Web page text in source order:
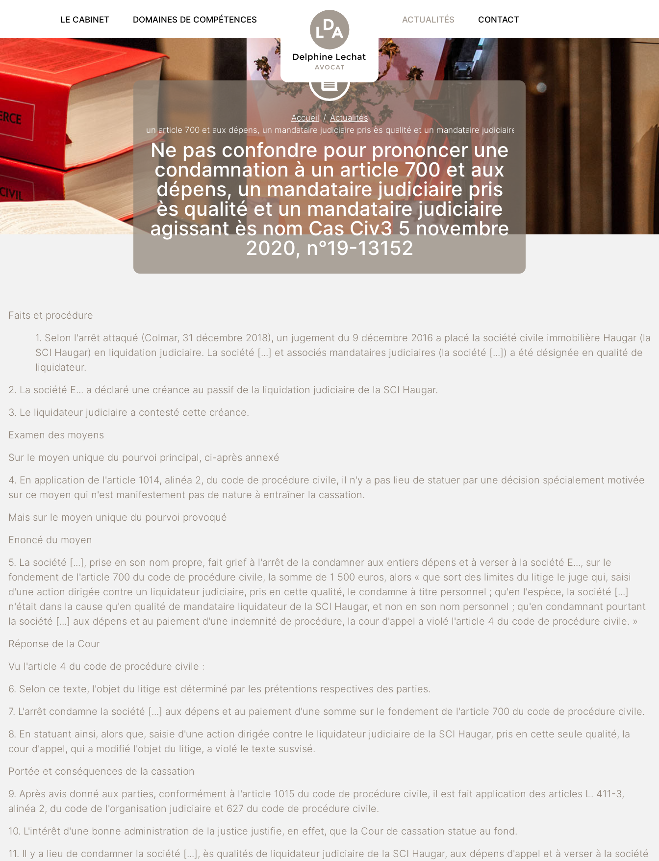
LE CABINET DOMAINES DE COMPÉTENCES ACTUALITÉS CONTACT
Accueil
Actualités
prononcer une condamnation à un article 700 et aux dépens, un mandataire judiciaire pris ès qualité et un mandataire judiciaire agissant ès nom Cas Civ3 5
Ne pas confondre pour prononcer une
condamnation à un article 700 et aux
dépens, un mandataire judiciaire pris
ès qualité et un mandataire judiciaire
agissant ès nom Cas Civ3 5 novembre
2020, n°19-13152
Faits et procédure
1. Selon l'arrêt attaqué (Colmar, 31 décembre 2018), un jugement du 9 décembre 2016 a placé la société civile immobilière Haugar (la
SCI Haugar) en liquidation judiciaire. La société [...] et associés mandataires judiciaires (la société [...]) a été désignée en qualité de
liquidateur.
2. La société E... a déclaré une créance au passif de la liquidation judiciaire de la SCI Haugar.
3. Le liquidateur judiciaire a contesté cette créance.
Examen des moyens
Sur le moyen unique du pourvoi principal, ci-après annexé
4. En application de l'article 1014, alinéa 2, du code de procédure civile, il n'y a pas lieu de statuer par une décision spécialement motivée
sur ce moyen qui n'est manifestement pas de nature à entraîner la cassation.
Mais sur le moyen unique du pourvoi provoqué
Enoncé du moyen
5. La société [...], prise en son nom propre, fait grief à l'arrêt de la condamner aux entiers dépens et à verser à la société E..., sur le
fondement de l'article 700 du code de procédure civile, la somme de 1 500 euros, alors « que sort des limites du litige le juge qui, saisi
d'une action dirigée contre un liquidateur judiciaire, pris en cette qualité, le condamne à titre personnel ; qu'en l'espèce, la société [...]
n'était dans la cause qu'en qualité de mandataire liquidateur de la SCI Haugar, et non en son nom personnel ; qu'en condamnant pourtant
la société [...] aux dépens et au paiement d'une indemnité de procédure, la cour d'appel a violé l'article 4 du code de procédure civile. »
Réponse de la Cour
Vu l'article 4 du code de procédure civile :
6. Selon ce texte, l'objet du litige est déterminé par les prétentions respectives des parties.
7. L'arrêt condamne la société [...] aux dépens et au paiement d'une somme sur le fondement de l'article 700 du code de procédure civile.
8. En statuant ainsi, alors que, saisie d'une action dirigée contre le liquidateur judiciaire de la SCI Haugar, pris en cette seule qualité, la
cour d'appel, qui a modifié l'objet du litige, a violé le texte susvisé.
Portée et conséquences de la cassation
9. Après avis donné aux parties, conformément à l'article 1015 du code de procédure civile, il est fait application des articles L. 411-3,
alinéa 2, du code de l'organisation judiciaire et 627 du code de procédure civile.
10. L'intérêt d'une bonne administration de la justice justifie, en effet, que la Cour de cassation statue au fond.
11. Il y a lieu de condamner la société [...], ès qualités de liquidateur judiciaire de la SCI Haugar, aux dépens d'appel et à verser à la société